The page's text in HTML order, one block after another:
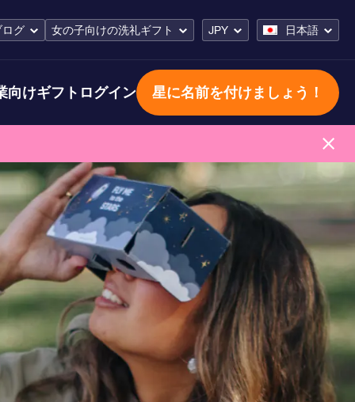
ログ 女の子向けの洗礼ギフト JPY 日本語
向けギフト ログイン 星に名前を付けましょう！